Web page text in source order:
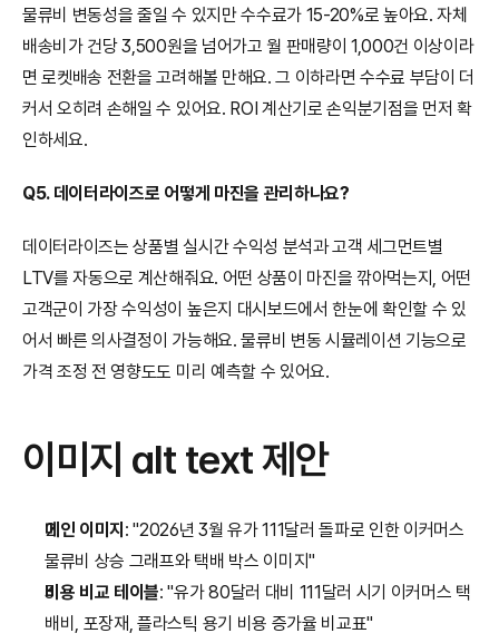
물류비 변동성을 줄일 수 있지만 수수료가 15-20%로 높아요. 자체
배송비가 건당 3,500원을 넘어가고 월 판매량이 1,000건 이상이라
면 로켓배송 전환을 고려해볼 만해요. 그 이하라면 수수료 부담이 더
커서 오히려 손해일 수 있어요. ROI 계산기로 손익분기점을 먼저 확
인하세요.
Q5. 데이터라이즈로 어떻게 마진을 관리하나요?
데이터라이즈는 상품별 실시간 수익성 분석과 고객 세그먼트별
LTV를 자동으로 계산해줘요. 어떤 상품이 마진을 깎아먹는지, 어떤
고객군이 가장 수익성이 높은지 대시보드에서 한눈에 확인할 수 있
어서 빠른 의사결정이 가능해요. 물류비 변동 시뮬레이션 기능으로
가격 조정 전 영향도도 미리 예측할 수 있어요.
이미지 alt text 제안
메인 이미지 : "2026년 3월 유가 111달러 돌파로 인한 이커머스
물류비 상승 그래프와 택배 박스 이미지"
비용 비교 테이블: "유가 80달러 대비 111달러 시기 이커머스 택
배비, 포장재, 플라스틱 용기 비용 증가율 비교표"